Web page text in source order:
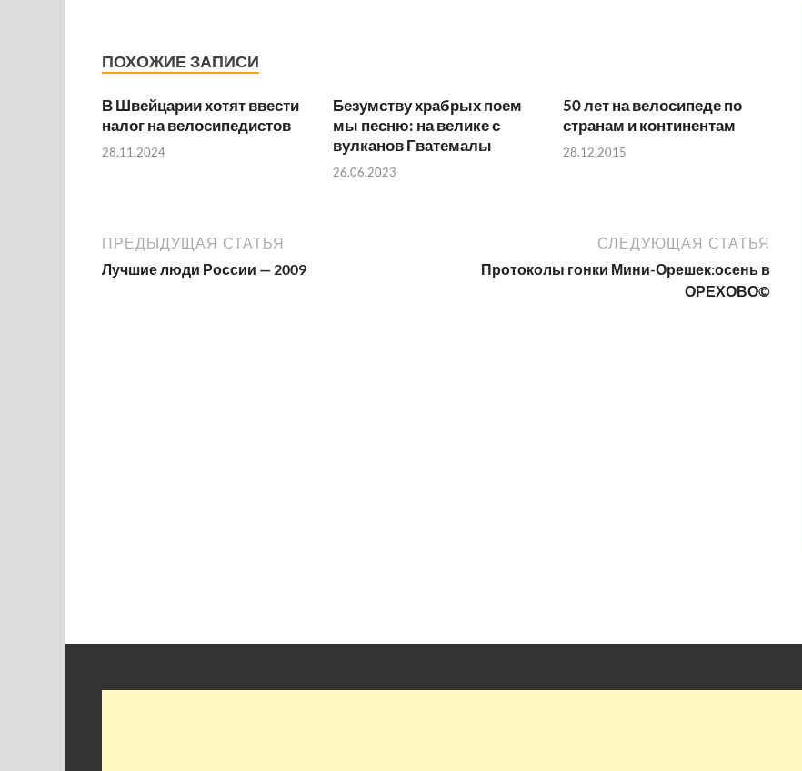
ПОХОЖИЕ ЗАПИСИ
В Швейцарии хотят ввести
налог на велосипедистов
28.11.2024
Безумству храбрых поем
мы песню: на велике с
вулканов Гватемалы
26.06.2023
50 лет на велосипеде по
странам и континентам
28.12.2015
ПРЕДЫДУЩАЯ СТАТЬЯ
Лучшие люди России — 2009
СЛЕДУЮЩАЯ СТАТЬЯ
Протоколы гонки Мини-Орешек:осень в
ОРЕХОВО©